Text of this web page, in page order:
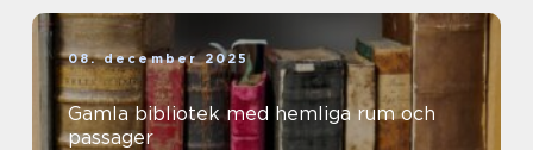
08. december 2025
Gamla bibliotek med hemliga rum och
passager